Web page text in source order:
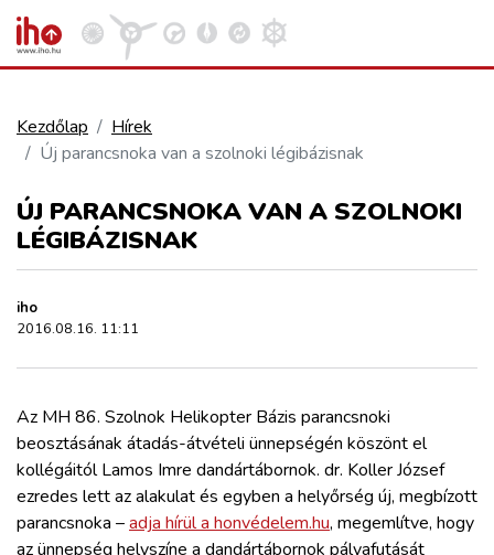
VASÚT
KÖZÚT
REPÜLÉS
KÖZLEKEDÉSFEJLESZTÉS
ELLÁTÁSI LÁNC
ZÖLDÚT
Kosár megtekintése
Kezdőlap
Hírek
Új parancsnoka van a szolnoki légibázisnak
ÚJ PARANCSNOKA VAN A SZOLNOKI
LÉGIBÁZISNAK
iho
2016.08.16. 11:11
Az MH 86. Szolnok Helikopter Bázis parancsnoki
beosztásának átadás-átvételi ünnepségén köszönt el
kollégáitól Lamos Imre dandártábornok. dr. Koller József
ezredes lett az alakulat és egyben a helyőrség új, megbízott
parancsnoka –adja hírül a honvédelem.hu, megemlítve, hogy
az ünnepség helyszíne a dandártábornok pályafutását